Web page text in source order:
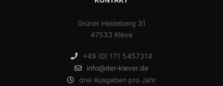
Grüner Heideberg 31
47533 Kleve
+49 (0) 171 5457314
info@der-klever.de
drei Ausgaben pro Jahr